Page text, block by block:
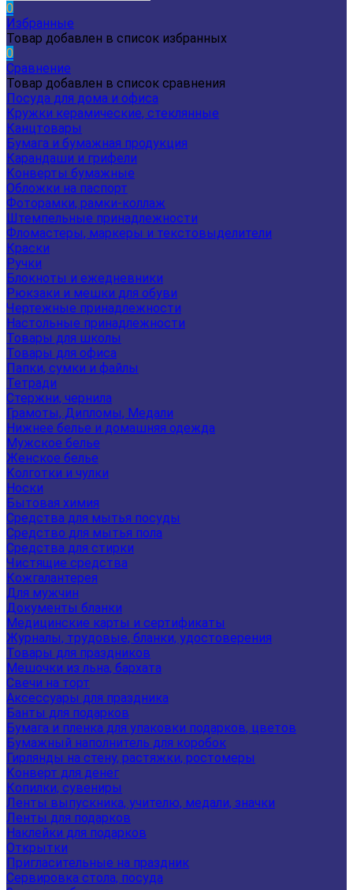
0
Избранные
Товар добавлен в список избранных
0
Сравнение
Товар добавлен в список сравнения
Посуда для дома и офиса
Кружки керамические, стеклянные
Канцтовары
Бумага и бумажная продукция
Карандаши и грифели
Конверты бумажные
Обложки на паспорт
Фоторамки, рамки-коллаж
Штемпельные принадлежности
Фломастеры, маркеры и текстовыделители
Краски
Ручки
Блокноты и ежедневники
Рюкзаки и мешки для обуви
Чертежные принадлежности
Настольные принадлежности
Товары для школы
Товары для офиса
Папки, сумки и файлы
Тетради
Стержни, чернила
Грамоты, Дипломы, Медали
Нижнее белье и домашняя одежда
Мужское белье
Женское белье
Колготки и чулки
Носки
Бытовая химия
Средства для мытья посуды
Средство для мытья пола
Средства для стирки
Чистящие средства
Кожгалантерея
Для мужчин
Документы бланки
Медицинские карты и сертификаты
Журналы, трудовые, бланки, удостоверения
Товары для праздников
Мешочки из льна, бархата
Свечи на торт
Аксессуары для праздника
Банты для подарков
Бумага и пленка для упаковки подарков, цветов
Бумажный наполнитель для коробок
Гирлянды на стену, растяжки, ростомеры
Конверт для денег
Копилки, сувениры
Ленты выпускника, учителю, медали, значки
Ленты для подарков
Наклейки для подарков
Открытки
Пригласительные на праздник
Сервировка стола, посуда